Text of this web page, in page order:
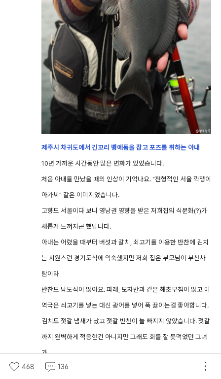
제주시 차귀도에서 긴꼬리 벵에돔을 잡고 포즈를 취하는 아내
10년 가까운 시간동안 많은 변화가 있었습니다.
처음 아내를 만났을 때의 인상이 기억나요. "전형적인 서울 깍쟁이
아가씨" 같은 이미지었습니다.
고향도 서울이다 보니 영남권 영향을 받은 저희집의 식문화(?)가
새롭게 느껴지곤 했답니다.
아내는 어렸을 때부터 버섯과 갈치, 쇠고기를 이용한 반찬에 김치
는 시원스런 경기도식에 익숙했지만 저희 집은 부모님이 부산사
람이라
반찬도 남도식이 많아요. 파래, 모자반과 같은 해초무침이 많고 미
역국은 쇠고기를 넣는 대신 광어를 넣어 푹 끓이는걸 좋아합니다.
김치도 젓갈 냄새가 났고 젓갈 반찬이 늘 빠지지 않았습니다. 젓갈
까지 완벽하게 적응한건 아니지만 그래도 회를 잘 못먹었던 그녀
가
저 따라 다니다 보니 이젠 회도 잘 먹고 심지어 횟집에서 썰어진
468 136